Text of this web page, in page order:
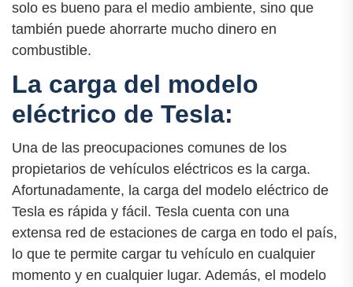
solo es bueno para el medio ambiente, sino que
también puede ahorrarte mucho dinero en
combustible.
La carga del modelo
eléctrico de Tesla:
Una de las preocupaciones comunes de los
propietarios de vehículos eléctricos es la carga.
Afortunadamente, la carga del modelo eléctrico de
Tesla es rápida y fácil. Tesla cuenta con una
extensa red de estaciones de carga en todo el país,
lo que te permite cargar tu vehículo en cualquier
momento y en cualquier lugar. Además, el modelo